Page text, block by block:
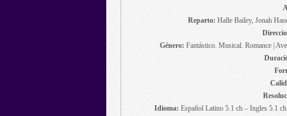
Reparto: Halle Bailey, Jonah
Género: Fantástico. Musical. Romance |
Idioma: Español Latino 5.1 ch – Ingles 5.1